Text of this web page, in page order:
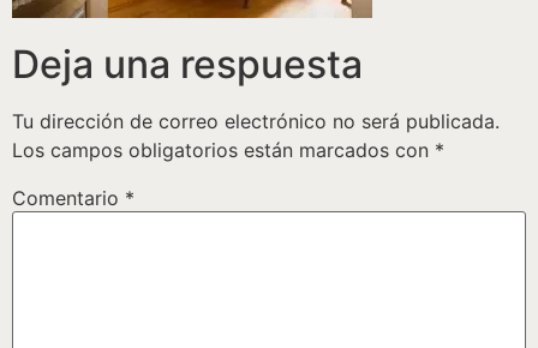
Deja una respuesta
Tu dirección de correo electrónico no será publicada.
Los campos obligatorios están marcados con *
Comentario *